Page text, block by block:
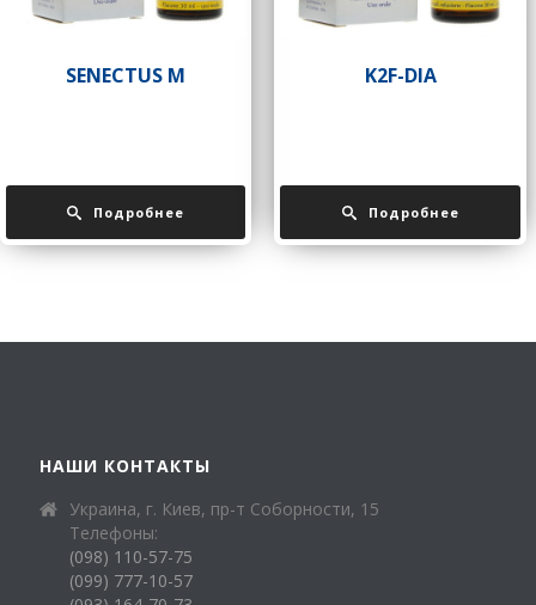
SENECTUS М
Подробнее
K2F-DIA
Подробнее
НАШИ КОНТАКТЫ
Украина, г. Киев, пр-т Соборности, 15
Телефоны:
(098) 110-57-75
(099) 777-10-57